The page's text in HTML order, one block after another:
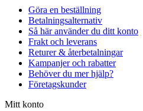
Göra en beställning
Betalningsalternativ
Så här använder du ditt konto
Frakt och leverans
Returer & återbetalningar
Kampanjer och rabatter
Behöver du mer hjälp?
Företagskunder
Mitt konto